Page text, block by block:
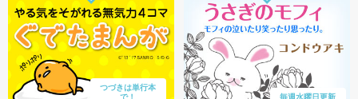
つづきは単行本
で！
毎週水曜日更新